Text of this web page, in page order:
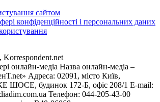
сайтом
конфіденційності і персональних даних
онлайн-медіа Назва онлайн-медіа –
Адреса: 02091, місто Київ,
ШОСЕ, будинок 172-Б, офіс 208/1 E-mail:
Телефон: 044-205-43-00